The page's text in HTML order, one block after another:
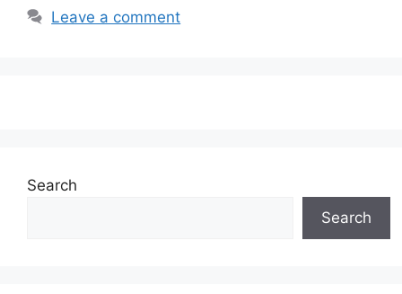
Leave a comment
Search
Search